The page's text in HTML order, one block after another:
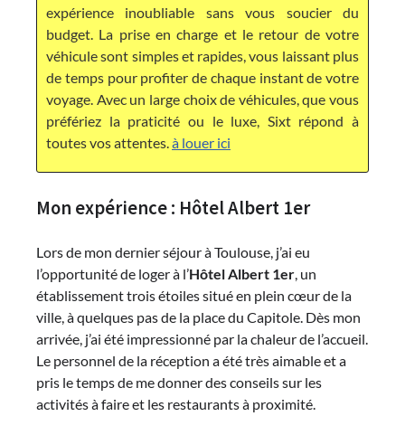
expérience inoubliable sans vous soucier du
budget. La prise en charge et le retour de votre
véhicule sont simples et rapides, vous laissant plus
de temps pour profiter de chaque instant de votre
voyage. Avec un large choix de véhicules, que vous
préfériez la praticité ou le luxe, Sixt répond à
toutes vos attentes.à louer ici
Mon expérience : Hôtel Albert 1er
Lors de mon dernier séjour à Toulouse, j’ai eu
l’opportunité de loger à l’Hôtel Albert 1er, un
établissement trois étoiles situé en plein cœur de la
ville, à quelques pas de la place du Capitole. Dès mon
arrivée, j’ai été impressionné par la chaleur de l’accueil.
Le personnel de la réception a été très aimable et a
pris le temps de me donner des conseils sur les
activités à faire et les restaurants à proximité.